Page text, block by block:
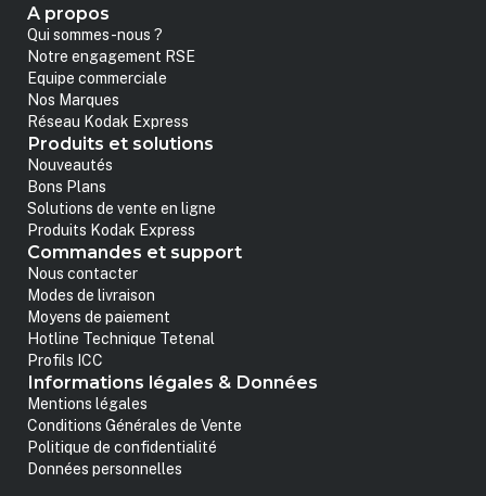
A propos
Qui sommes-nous ?
Notre engagement RSE
Equipe commerciale
Nos Marques
Réseau Kodak Express
Produits et solutions
Nouveautés
Bons Plans
Solutions de vente en ligne
Produits Kodak Express
Commandes et support
Nous contacter
Modes de livraison
Moyens de paiement
Hotline Technique Tetenal
Profils ICC
Informations légales & Données
Mentions légales
Conditions Générales de Vente
Politique de confidentialité
Données personnelles